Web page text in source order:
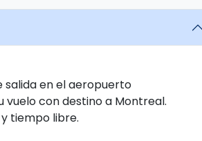
salida en el aeropuerto
vuelo con destino a Montreal.
tiempo libre.